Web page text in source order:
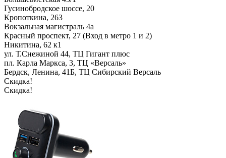
Гусинобродское шоссе, 20
Кропоткина, 263
Вокзальная магистраль 4а
Красный проспект, 27 (Вход в метро 1 и 2)
Никитина, 62 к1
ул. Т.Снежиной 44, ТЦ Гигант плюс
пл. Карла Маркса, 3, ТЦ «Версаль»
Бердск, Ленина, 41Б, ТЦ Сибирский Версаль
Скидка!
Скидка!